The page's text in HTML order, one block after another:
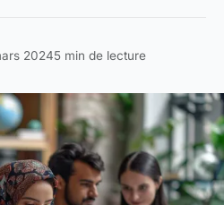
20245 min de lecture